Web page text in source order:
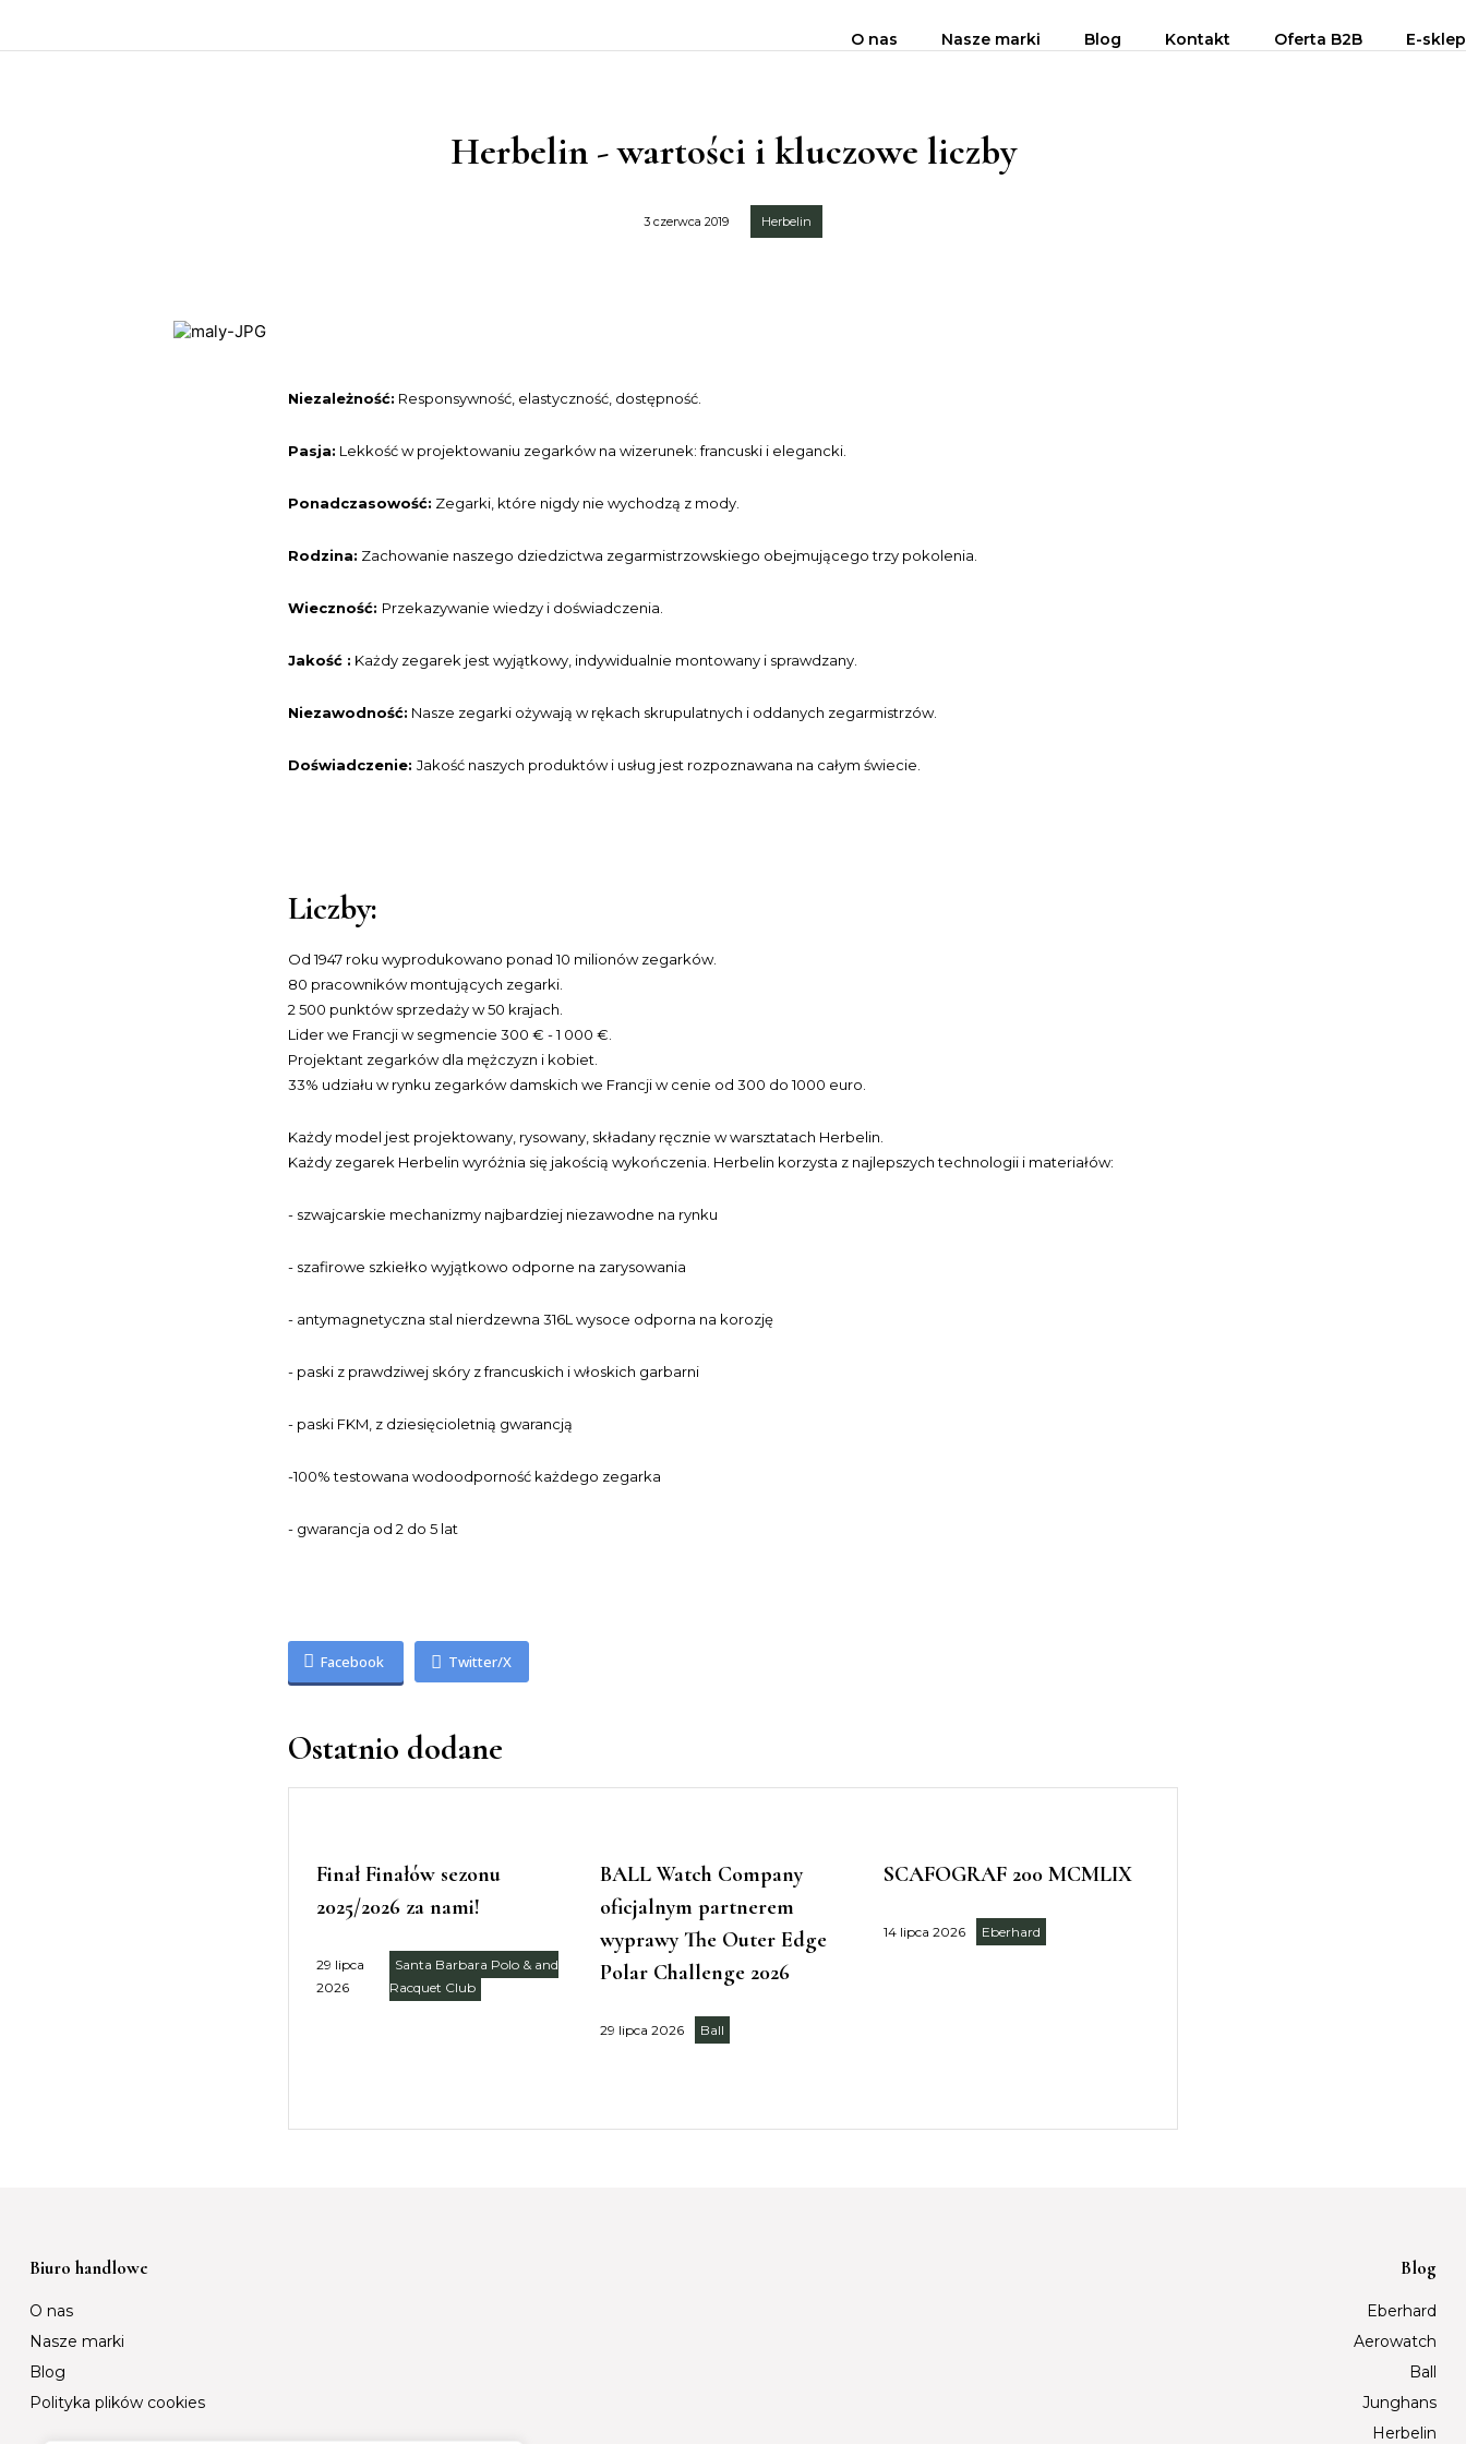
O nas Nasze marki Blog Kontakt Oferta B2B E-sklep
Herbelin - wartości i kluczowe liczby
3 czerwca 2019 Herbelin
Niezależność: Responsywność, elastyczność, dostępność.
Pasja: Lekkość w projektowaniu zegarków na wizerunek: francuski i elegancki.
Ponadczasowość: Zegarki, które nigdy nie wychodzą z mody.
Rodzina: Zachowanie naszego dziedzictwa zegarmistrzowskiego obejmującego trzy pokolenia.
Wieczność: Przekazywanie wiedzy i doświadczenia.
Jakość : Każdy zegarek jest wyjątkowy, indywidualnie montowany i sprawdzany.
Niezawodność: Nasze zegarki ożywają w rękach skrupulatnych i oddanych zegarmistrzów.
Doświadczenie:Jakość naszych produktów i usług jest rozpoznawana na całym świecie.
Liczby:
Od 1947 roku wyprodukowano ponad 10 milionów zegarków.
80 pracowników montujących zegarki.
2 500 punktów sprzedaży w 50 krajach.
Lider we Francji w segmencie 300 € - 1 000 €.
Projektant zegarków dla mężczyzn i kobiet.
33% udziału w rynku zegarków damskich we Francji w cenie od 300 do 1000 euro.
Każdy model jest projektowany, rysowany, składany ręcznie w warsztatach Herbelin.
Każdy zegarek Herbelin wyróżnia się jakością wykończenia. Herbelin korzysta z najlepszych technologii i materiałów:
- szwajcarskie mechanizmy najbardziej niezawodne na rynku
- szafirowe szkiełko wyjątkowo odporne na zarysowania
- antymagnetyczna stal nierdzewna 316L wysoce odporna na korozję
- paski z prawdziwej skóry z francuskich i włoskich garbarni
- paski FKM, z dziesięcioletnią gwarancją
-100% testowana wodoodporność każdego zegarka
- gwarancja od 2 do 5 lat
Facebook Twitter/X
Ostatnio dodane
Finał Finałów sezonu
2025/2026 za nami!
29 lipca
2026
Santa Barbara Polo & and
Racquet Club
BALL Watch Company
oficjalnym partnerem
wyprawy The Outer Edge
Polar Challenge 2026
29 lipca 2026 Ball
SCAFOGRAF 200 MCMLIX
14 lipca 2026 Eberhard
Biuro handlowe
O nas
Nasze marki
Blog
Polityka plików cookies
Blog
Eberhard
Aerowatch
Ball
Junghans
Herbelin